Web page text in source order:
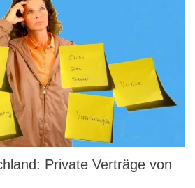
Private Verträge von